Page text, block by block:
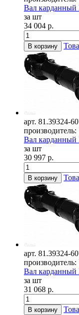
Вал
за шт
34 004 р.
В корзину
арт. 81.39324-
Вал
за шт
30 997 р.
В корзину
арт. 81.39324-
Вал
за шт
31 068 р.
В корзину